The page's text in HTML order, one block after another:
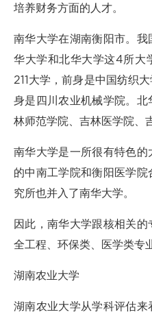
培养财务方面的人才。
南华大学在湖南衡阳市。我
华大学和北华大学这4所大
211大学，前身是中国纺织
身是四川农业机械学院。
林师范学院、吉林医学院、
南华大学是一所很有特色的
的中南工学院和衡阳医学
究所也并入了南华大学。
因此，南华大学跟核相关
全工程、环保类、医学类专
湖南农业大学
湖南农业大学从学科评估